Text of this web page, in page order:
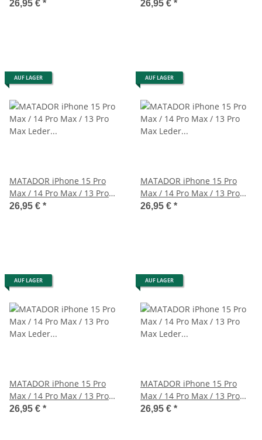
Max Leder Handytasche
26,95 € *
Max Leder Quertasche
26,95 € *
AUF LAGER
MATADOR iPhone 15 Pro
Max / 14 Pro Max / 13 Pro
Max Leder Schutzhülle
26,95 € *
AUF LAGER
MATADOR iPhone 15 Pro
Max / 14 Pro Max / 13 Pro
Max Leder Schutzhülle
26,95 € *
AUF LAGER
MATADOR iPhone 15 Pro
Max / 14 Pro Max / 13 Pro
Max Leder Schutztasche
26,95 € *
AUF LAGER
MATADOR iPhone 15 Pro
Max / 14 Pro Max / 13 Pro
Max Leder Schutztasche
26,95 € *